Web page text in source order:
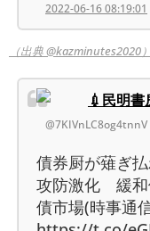
2022-06-16 08:19:01
（出典 @kazminutes2020）
💉民明書
@7KIVnLC8og4tnnV
債券厨が薙ぎ
攻防激化 緩
債市場(時事通